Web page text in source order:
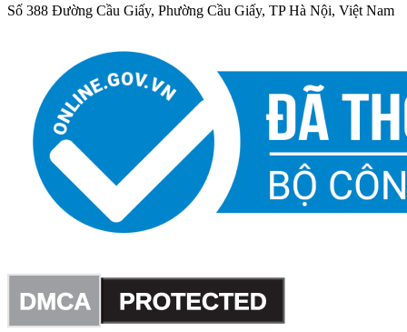
Số 388 Đường Cầu Giấy, Phường Cầu Giấy, TP Hà Nội, Việt Nam